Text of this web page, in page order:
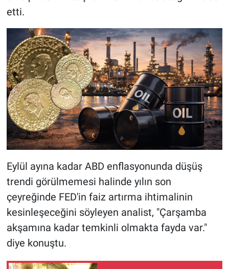
etti.
Eylül ayına kadar ABD enflasyonunda düşüş
trendi görülmemesi halinde yılın son
çeyreğinde FED'in faiz artırma ihtimalinin
kesinleşeceğini söyleyen analist, "Çarşamba
akşamına kadar temkinli olmakta fayda var."
diye konuştu.